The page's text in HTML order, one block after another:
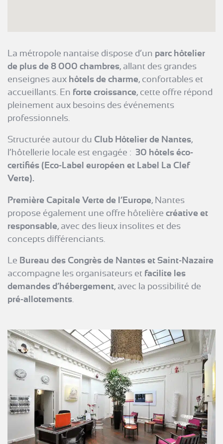
La métropole nantaise dispose d’un parc hôtelier
de plus de 8 000 chambres, allant des grandes
enseignes aux hôtels de charme, confortables et
accueillants. En forte croissance, cette offre répond
pleinement aux besoins des événements
professionnels.
Structurée autour du Club Hôtelier de Nantes,
l’hôtellerie locale est engagée : 30 hôtels éco-
certifiés (Eco-Label européen et Label La Clef
Verte).
Première Capitale Verte de l’Europe, Nantes
propose également une offre hôtelière créative et
responsable, avec des lieux insolites et des
concepts différenciants.
Le Bureau des Congrès de Nantes et Saint-Nazaire
accompagne les organisateurs et facilite les
demandes d’hébergement, avec la possibilité de
pré-allotements.